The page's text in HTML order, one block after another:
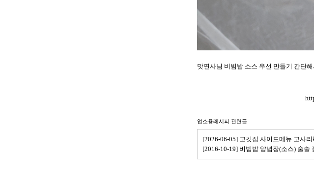
맛연사님 비빔밥 소스 우선 만들기 간단
업소용레시피 관련글
[2026-06-05] 고깃집 사이드메뉴 고사
[2016-10-19] 비빔밥 양념장(소스) 술술